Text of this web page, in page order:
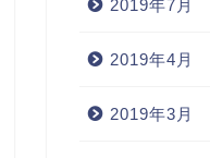
2019年7月
2019年4月
2019年3月